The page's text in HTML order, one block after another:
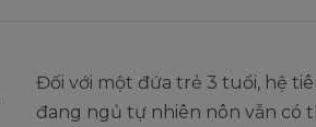
Đối với một đứa trẻ 3 tuổi, hệ
đang ngủ tự nhiên nôn vẫn có